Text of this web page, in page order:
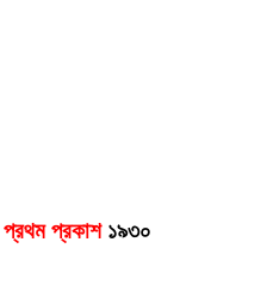
প্রথম প্রকাশ১৯৩০